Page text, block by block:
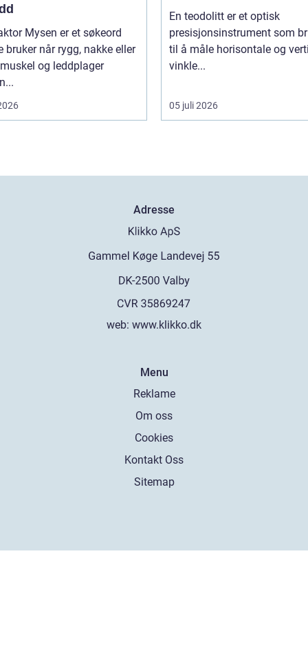
Mysen er et søkeord
bruker når rygg, nakke eller
og leddplager
En teodolitt er et optisk
presisjonsinstrument som
til å måle horisontale og
vinkle...
05 juli 2026
Adresse
web: www.klikko.dk
Menu
Reklame
Om oss
Cookies
Kontakt Oss
Sitemap